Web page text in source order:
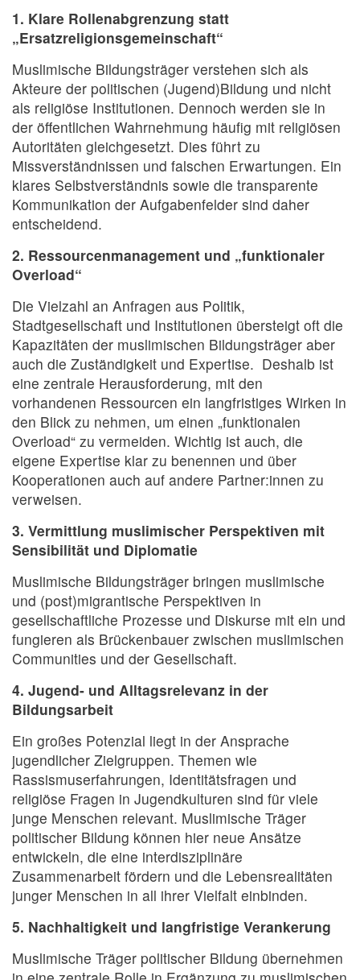
1. Klare Rollenabgrenzung statt
„Ersatzreligionsgemeinschaft“
Muslimische Bildungsträger verstehen sich als
Akteure der politischen (Jugend)Bildung und nicht
als religiöse Institutionen. Dennoch werden sie in
der öffentlichen Wahrnehmung häufig mit religiösen
Autoritäten gleichgesetzt. Dies führt zu
Missverständnissen und falschen Erwartungen. Ein
klares Selbstverständnis sowie die transparente
Kommunikation der Aufgabenfelder sind daher
entscheidend.
2. Ressourcenmanagement und „funktionaler
Overload“
Die Vielzahl an Anfragen aus Politik,
Stadtgesellschaft und Institutionen übersteigt oft die
Kapazitäten der muslimischen Bildungsträger aber
auch die Zuständigkeit und Expertise. Deshalb ist
eine zentrale Herausforderung, mit den
vorhandenen Ressourcen ein langfristiges Wirken in
den Blick zu nehmen, um einen „funktionalen
Overload“ zu vermeiden. Wichtig ist auch, die
eigene Expertise klar zu benennen und über
Kooperationen auch auf andere Partner:innen zu
verweisen.
3. Vermittlung muslimischer Perspektiven mit
Sensibilität und Diplomatie
Muslimische Bildungsträger bringen muslimische
und (post)migrantische Perspektiven in
gesellschaftliche Prozesse und Diskurse mit ein und
fungieren als Brückenbauer zwischen muslimischen
Communities und der Gesellschaft.
4. Jugend- und Alltagsrelevanz in der
Bildungsarbeit
Ein großes Potenzial liegt in der Ansprache
jugendlicher Zielgruppen. Themen wie
Rassismuserfahrungen, Identitätsfragen und
religiöse Fragen in Jugendkulturen sind für viele
junge Menschen relevant. Muslimische Träger
politischer Bildung können hier neue Ansätze
entwickeln, die eine interdisziplinäre
Zusammenarbeit fördern und die Lebensrealitäten
junger Menschen in all ihrer Vielfalt einbinden.
5. Nachhaltigkeit und langfristige Verankerung
Muslimische Träger politischer Bildung übernehmen